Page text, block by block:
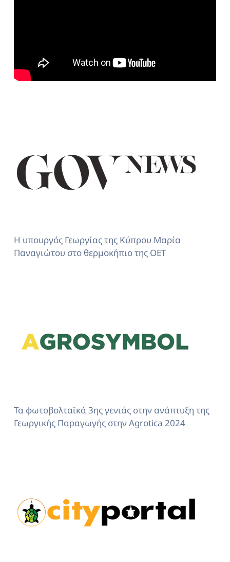
Η υπουργός Γεωργίας της Κύπρου Μαρία
Παναγιώτου στο θερμοκήπιο της ΟΕΤ
Τα φωτοβολταϊκά 3ης γενιάς στην ανάπτυξη της
Γεωργικής Παραγωγής στην Agrotica 2024